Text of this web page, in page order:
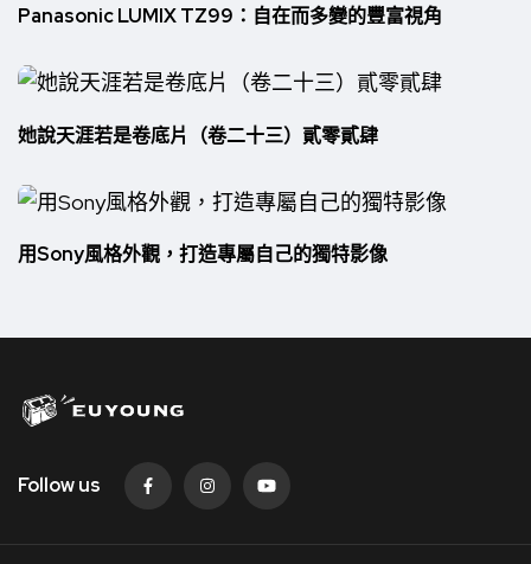
Panasonic LUMIX TZ99：自在而多變的豐富視角
她說天涯若是卷底片（卷二十三）貳零貳肆
用Sony風格外觀，打造專屬自己的獨特影像
Follow us